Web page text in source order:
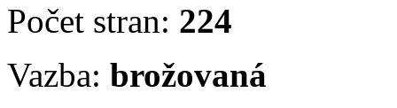
Počet stran: 224
Vazba: brožovaná